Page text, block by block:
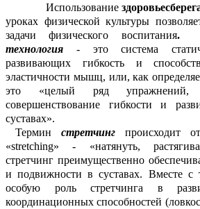
Использование
уроках физической культуры
задачи физического воспитания
технология -это система
развивающих гибкость и
эластичности мышц, или, как
это «целый ряд упражнений,
совершенствование гибкости и
Термин стретчинг
происходит
«stretching» - «натянуть,
стретчинг преимущественно
и подвижности в суставах. Вместе с
особую роль стретчинга в
координационных способностей